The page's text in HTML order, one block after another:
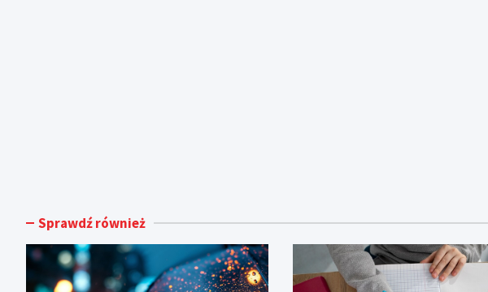
Sprawdź również